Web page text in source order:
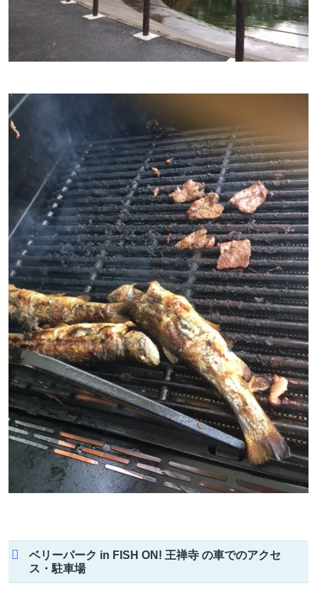
ベリーパーク in FISH ON! 王禅寺 の車でのアクセ
ス・駐車場